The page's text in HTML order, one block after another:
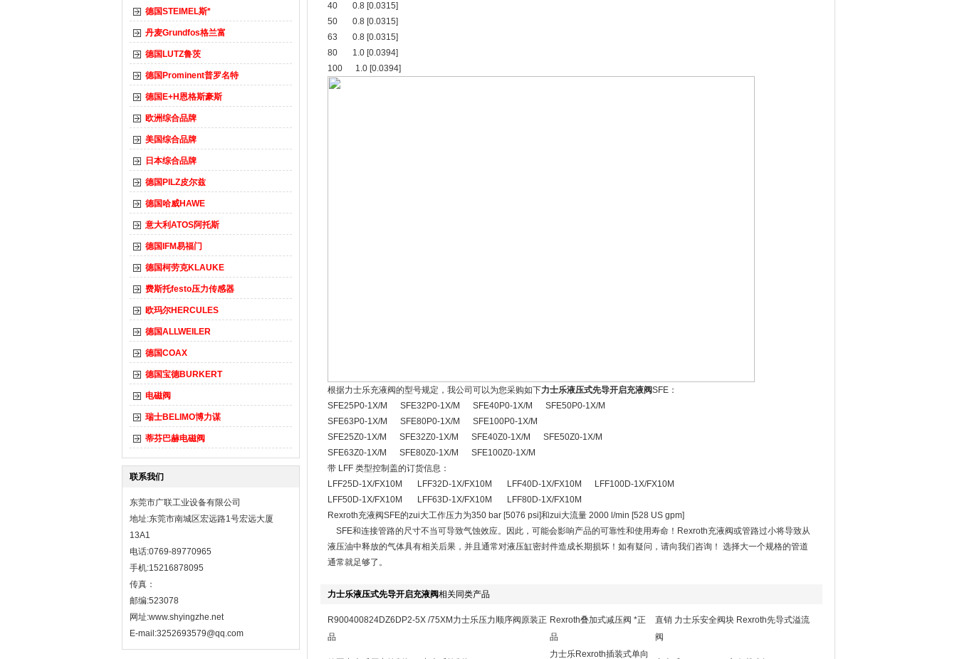
德国STEIMEL斯*
丹麦Grundfos格兰富
德国LUTZ鲁茨
德国Prominent普罗名特
德国E+H恩格斯豪斯
欧洲综合品牌
美国综合品牌
日本综合品牌
德国PILZ皮尔兹
德国哈威HAWE
意大利ATOS阿托斯
德国IFM易福门
德国柯劳克KLAUKE
费斯托festo压力传感器
欧玛尔HERCULES
德国ALLWEILER
德国COAX
德国宝德BURKERT
电磁阀
瑞士BELIMO博力谋
蒂芬巴赫电磁阀
联系我们
东莞市广联工业设备有限公司
地址:东莞市南城区宏远路1号宏远大厦
13A1
电话:0769-89770965
手机:15216878095
传真：
邮编:523078
网址:www.shyingzhe.net
E-mail:3252693579@qq.com
40 0.8 [0.0315]
50 0.8 [0.0315]
63 0.8 [0.0315]
80 1.0 [0.0394]
100 1.0 [0.0394]
根据力士乐充液阀的型号规定，我公司可以为您采购如下力士乐液压式先导开启充液阀SFE：
SFE25P0-1X/M SFE32P0-1X/M SFE40P0-1X/M SFE50P0-1X/M
SFE63P0-1X/M SFE80P0-1X/M SFE100P0-1X/M
SFE25Z0-1X/M SFE32Z0-1X/M SFE40Z0-1X/M SFE50Z0-1X/M
SFE63Z0-1X/M SFE80Z0-1X/M SFE100Z0-1X/M
带 LFF 类型控制盖的订货信息：
LFF25D-1X/FX10M LFF32D-1X/FX10M LFF40D-1X/FX10M LFF100D-1X/FX10M
LFF50D-1X/FX10M LFF63D-1X/FX10M LFF80D-1X/FX10M
Rexroth充液阀SFE的zui大工作压力为350 bar [5076 psi]和zui大流量 2000 l/min [528 US gpm]
SFE和连接管路的尺寸不当可导致气蚀效应。因此，可能会影响产品的可靠性和使用寿命！Rexroth充液阀或管路过小将导致从
液压油中释放的气体具有相关后果，并且通常对液压缸密封件造成长期损坏！如有疑问，请向我们咨询！ 选择大一个规格的管道
通常就足够了。
力士乐液压式先导开启充液阀相关同类产品
R900400824DZ6DP2-5X /75XM力士乐压力顺序阀原装正
品
Rexroth叠加式减压阀 *正
品
直销 力士乐安全阀块 Rexroth先导式溢流
阀
力士乐Rexroth插装式单向